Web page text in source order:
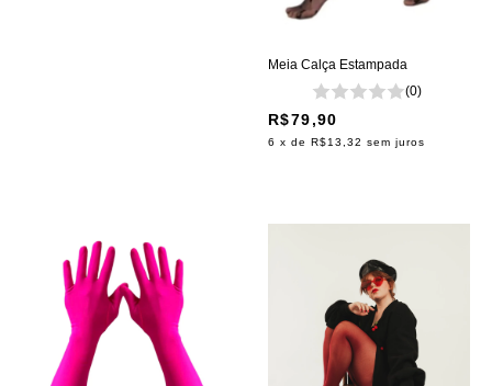
Meia Calça Estampada
(0)
R$79,90
6 x de R$13,32 sem juros